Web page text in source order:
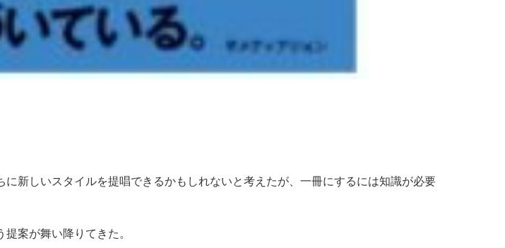
新しいスタイルを提唱できるかもしれないと考えたが、一冊にするには知識が必要
案が舞い降りてきた。